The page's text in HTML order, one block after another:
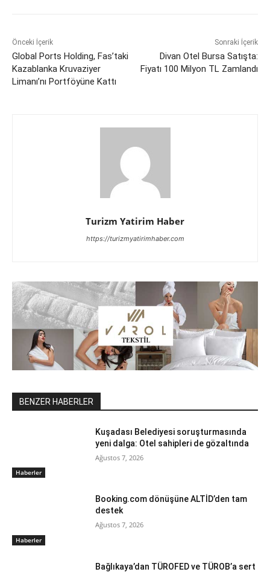
Önceki İçerik
Global Ports Holding, Fas’taki
Kazablanka Kruvaziyer
Limanı’nı Portföyüne Kattı
Sonraki İçerik
Divan Otel Bursa Satışta:
Fiyatı 100 Milyon TL Zamlandı
Turizm Yatirim Haber
https://turizmyatirimhaber.com
BENZER HABERLER
Haberler
Kuşadası Belediyesi soruşturmasında
yeni dalga: Otel sahipleri de gözaltında
Ağustos 7, 2026
Haberler
Booking.com dönüşüne ALTİD’den tam
destek
Ağustos 7, 2026
Bağlıkaya’dan TÜROFED ve TÜROB’a sert